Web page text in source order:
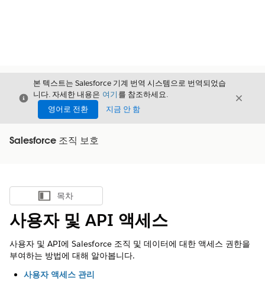
닫기
본 텍스트는 Salesforce 기계 번역 시스템으로 번역되었습
니다. 자세한 내용은 여기 를 참조하세요.
영어로 전환
지금 안 함
닫기
Salesforce 조직 보호
목차 표시
목차
사용자 및 API 액세스
사용자 및 API에 Salesforce 조직 및 데이터에 대한 액세스 권한을
부여하는 방법에 대해 알아봅니다.
사용자 액세스 관리